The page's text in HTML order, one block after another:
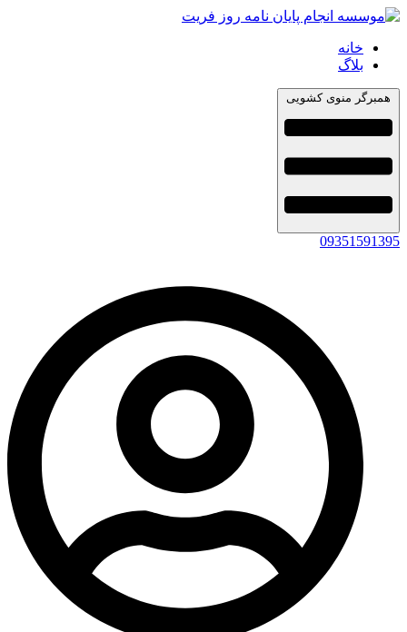
خانه
بلاگ
همبرگر منوی کشویی
09351591395